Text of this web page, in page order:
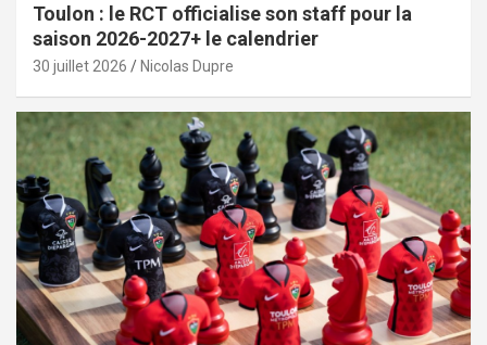
Toulon : le RCT officialise son staff pour la
saison 2026-2027+ le calendrier
30 juillet 2026 Nicolas Dupre